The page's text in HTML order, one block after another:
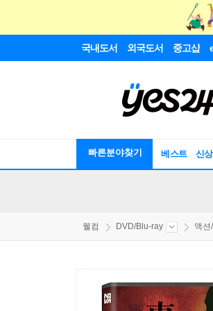
국내도서 외국도서 중고샵
빠른분야찾기 베스트 신
웰컴 DVD/Blu-ray 액션